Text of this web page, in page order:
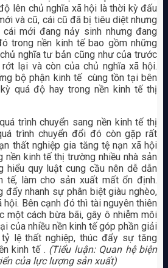
lên chủ nghĩa xã hội là thời kỳ đấu
và cũ, cái cũ đã bị tiêu diệt nhưng
mới đang nảy sinh nhưng đang
trong nền kinh tế bao gồm những
nghĩa tư bản cũng như của trước
lại và còn của chủ nghĩa xã hội.
bộ phận kinh tế cùng tồn tại bên
quá độ hay trong nền kinh tế thị
trình chuyển sang nền kinh tế thị
trình chuyển đổi đó còn gặp rất
thất nghiệp gia tăng tệ nạn xã hội
nền kinh tế thị trường nhiều nhà sản
hiểu quy luật cung cầu nên dễ dẫn
tế, làm cho sản xuất mất ổn định.
đẩy nhanh sự phân biệt giàu nghèo,
hội. Bên cạnh đó thì tài nguyên thiên
một cách bừa bãi, gây ô nhiễm môi
của nhiều nền kinh tế góp phần giải
lệ thất nghiệp, thúc đẩy sự tăng
kinh tế . (Tiểu luận: Quan hệ biện
của lực lượng sản xuất)